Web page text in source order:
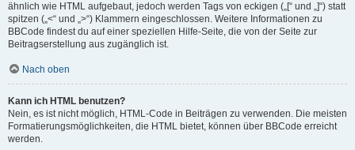
ähnlich wie HTML aufgebaut, jedoch werden Tags von eckigen („[“ und „]“) statt
spitzen („<“ und „>“) Klammern eingeschlossen. Weitere Informationen zu
BBCode findest du auf einer speziellen Hilfe-Seite, die von der Seite zur
Beitragserstellung aus zugänglich ist.
Nach oben
Kann ich HTML benutzen?
Nein, es ist nicht möglich, HTML-Code in Beiträgen zu verwenden. Die meisten
Formatierungsmöglichkeiten, die HTML bietet, können über BBCode erreicht
werden.